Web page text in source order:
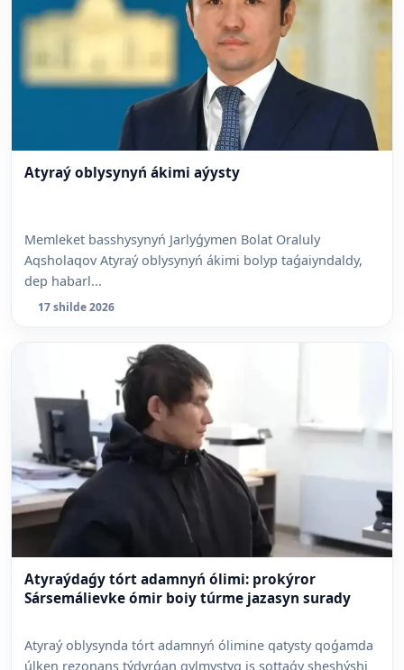
Atyraý oblysynyń ákimi aýysty
Memleket basshysynyń Jarlyǵymen Bolat Oraluly
Aqsholaqov Atyraý oblysynyń ákimi bolyp taǵaiyndaldy,
dep habarl...
17 shilde 2026
Atyraýdaǵy tórt adamnyń ólimi: prokýror
Sársemálievke ómir boiy túrme jazasyn surady
Atyraý oblysynda tórt adamnyń ólimine qatysty qoǵamda
úlken rezonans týdyrǵan qylmystyq is sottaǵy sheshýshi